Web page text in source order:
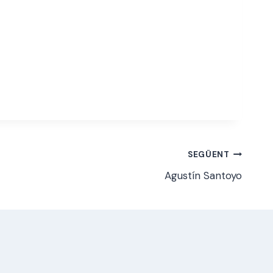
SEGÜENT
Agustín Santoyo